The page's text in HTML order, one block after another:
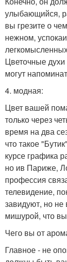
улыбающийся,
вы грезите о
нежном,
Цветочные духи
могут
4. модная:
Цвет вашей
только через
время на два
что такое
курсе графика
но ив Париже,
профессия
телевидение,
завидуют, но не
мишурой, что
Чего вы от
Главное - не